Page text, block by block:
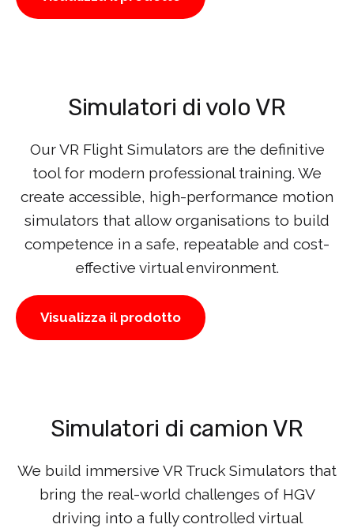
Simulatori di volo VR
Our VR Flight Simulators are the definitive
tool for modern professional training. We
create accessible, high-performance motion
simulators that allow organisations to build
competence in a safe, repeatable and cost-
effective virtual environment.
Visualizza il prodotto
Simulatori di camion VR
We build immersive VR Truck Simulators that
bring the real-world challenges of HGV
driving into a fully controlled virtual